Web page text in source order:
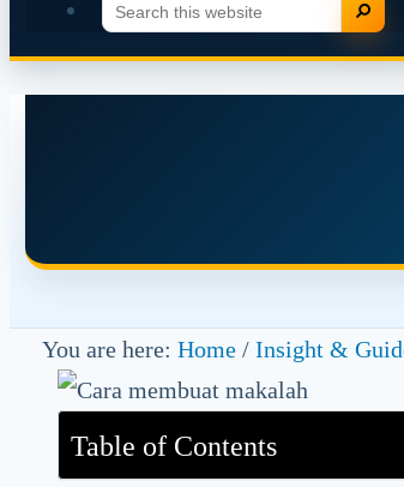
Search
this
website
You are here: Home / Insight &
Table of Contents